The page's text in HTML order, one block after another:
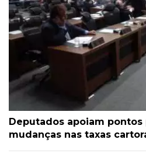
Deputados apoiam
mudanças nas taxas